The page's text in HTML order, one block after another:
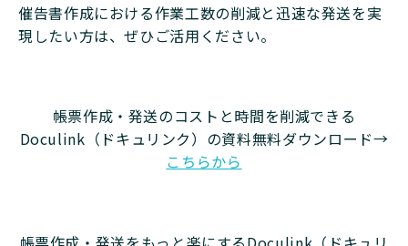
催告書作成における作業工数の削減と迅速な発送を実
現したい方は、ぜひご活用ください。
帳票作成・発送のコストと時間を削減できる
Doculink（ドキュリンク）の資料無料ダウンロード→
こちらから